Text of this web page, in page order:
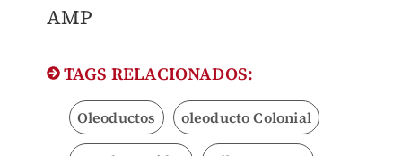
AMP
TAGS RELACIONADOS:
Oleoductos oleoducto Colonial